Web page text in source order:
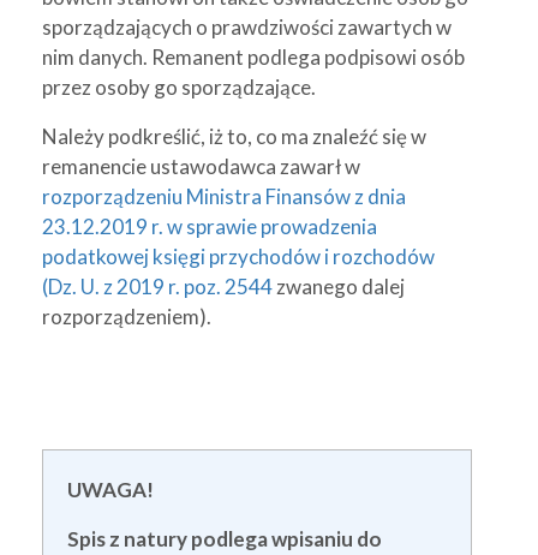
sporządzających o prawdziwości zawartych w
nim danych. Remanent podlega podpisowi osób
przez osoby go sporządzające.
Należy podkreślić, iż to, co ma znaleźć się w
remanencie ustawodawca zawarł w
rozporządzeniu Ministra Finansów z dnia
23.12.2019 r. w sprawie prowadzenia
podatkowej księgi przychodów i rozchodów
(Dz. U. z 2019 r. poz. 2544zwanego dalej
rozporządzeniem).
UWAGA!
Spis z natury podlega wpisaniu do